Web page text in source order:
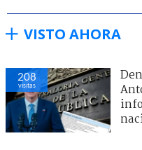
VISTO AHORA
208
visitas